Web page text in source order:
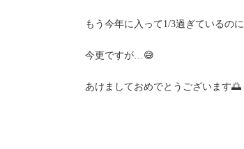
もう今年に入って1/3過ぎているのに
今更ですが…😅
あけましておめでとうございます🌅